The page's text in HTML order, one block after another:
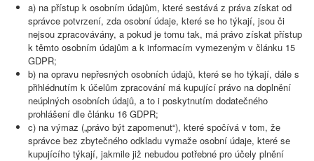
a) na přístup k osobním údajům, které sestává z práva získat od
správce potvrzení, zda osobní údaje, které se ho týkají, jsou či
nejsou zpracovávány, a pokud je tomu tak, má právo získat přístup
k těmto osobním údajům a k informacím vymezeným v článku 15
GDPR;
b) na opravu nepřesných osobních údajů, které se ho týkají, dále s
přihlédnutím k účelům zpracování má kupující právo na doplnění
neúplných osobních údajů, a to i poskytnutím dodatečného
prohlášení dle článku 16 GDPR;
c) na výmaz („právo být zapomenut“), které spočívá v tom, že
správce bez zbytečného odkladu vymaže osobní údaje, které se
kupujícího týkají, jakmile již nebudou potřebné pro účely plnění